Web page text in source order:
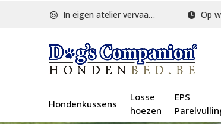
Hondenkussens
Losse
hoezen
EPS
In eigen atelier vervaardigd Op